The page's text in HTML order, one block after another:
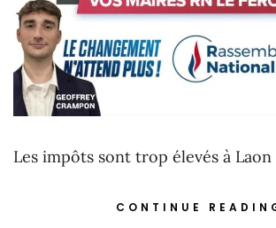
Les impôts sont trop élevés à Laon
CONTINUE